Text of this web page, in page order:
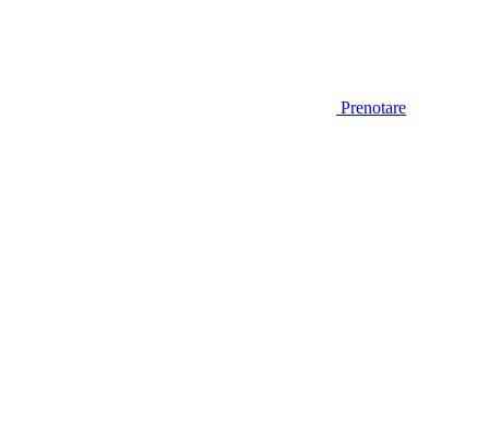
Prenotare